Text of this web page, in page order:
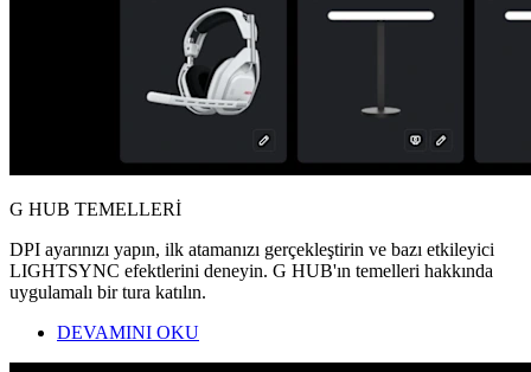
G HUB TEMELLERİ
DPI ayarınızı yapın, ilk atamanızı gerçekleştirin ve bazı etkileyici
LIGHTSYNC efektlerini deneyin. G HUB'ın temelleri hakkında
uygulamalı bir tura katılın.
DEVAMINI OKU